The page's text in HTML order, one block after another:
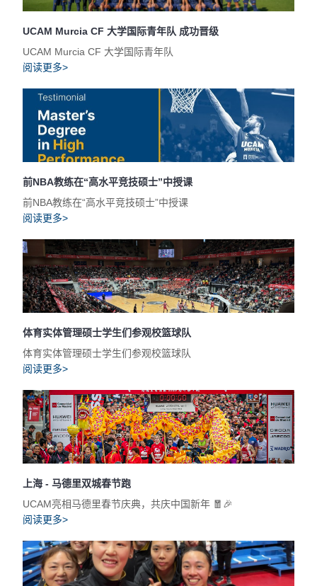
UCAM Murcia CF 大学国际青年队 成功晋级
UCAM Murcia CF 大学国际青年队
阅读更多>
前NBA教练在“高水平竞技硕士”中授课
前NBA教练在“高水平竞技硕士”中授课
阅读更多>
体育实体管理硕士学生们参观校篮球队
体育实体管理硕士学生们参观校篮球队
阅读更多>
上海 - 马德里双城春节跑
UCAM亮相马德里春节庆典，共庆中国新年 🧧🎉
阅读更多>